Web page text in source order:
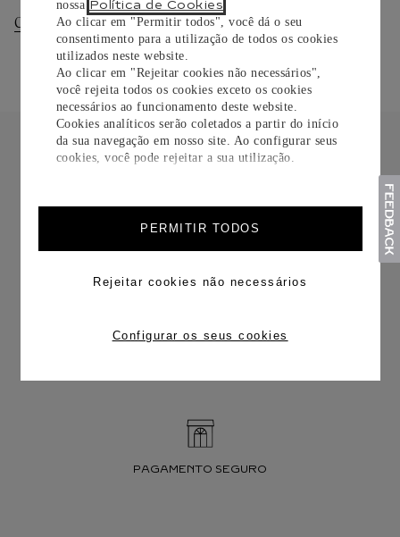
nossa Política de Cookies
Ao clicar em "Permitir todos", você dá o seu
consentimento para a utilização de todos os cookies
utilizados neste website.
Ao clicar em "Rejeitar cookies não necessários",
você rejeita todos os cookies exceto os cookies
necessários ao funcionamento deste website.
Cookies analíticos serão coletados a partir do início
da sua navegação em nosso site. Ao configurar seus
cookies, você pode rejeitar a sua utilização.
PERMITIR TODOS
Rejeitar cookies não necessários
Configurar os seus cookies
Consultar Entregas Consultar Devoluções
TROCAS E DEVOLUÇÕES
PAGAMENTO SEGURO